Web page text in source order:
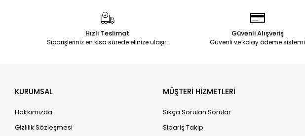
Hızlı Teslimat
Siparişleriniz en kısa sürede elinize ulaşır.
Güvenli Alışveriş
Güvenli ve kolay ödeme sistemi
KURUMSAL
Hakkımızda
Gizlilik Sözleşmesi
MÜŞTERİ HİZMETLERİ
Sıkça Sorulan Sorular
Sipariş Takip